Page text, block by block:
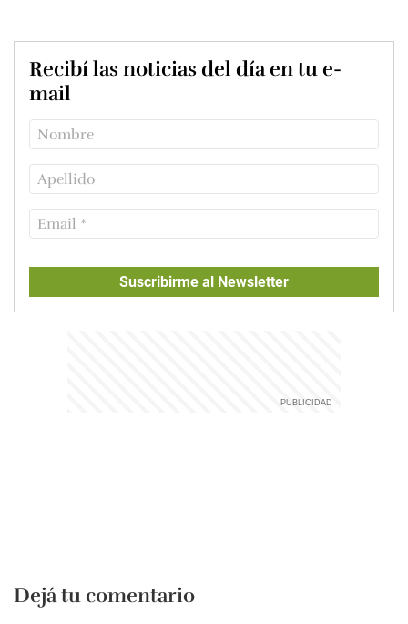
Recibí las noticias del día en tu e-
mail
Suscribirme al Newsletter
Dejá tu comentario